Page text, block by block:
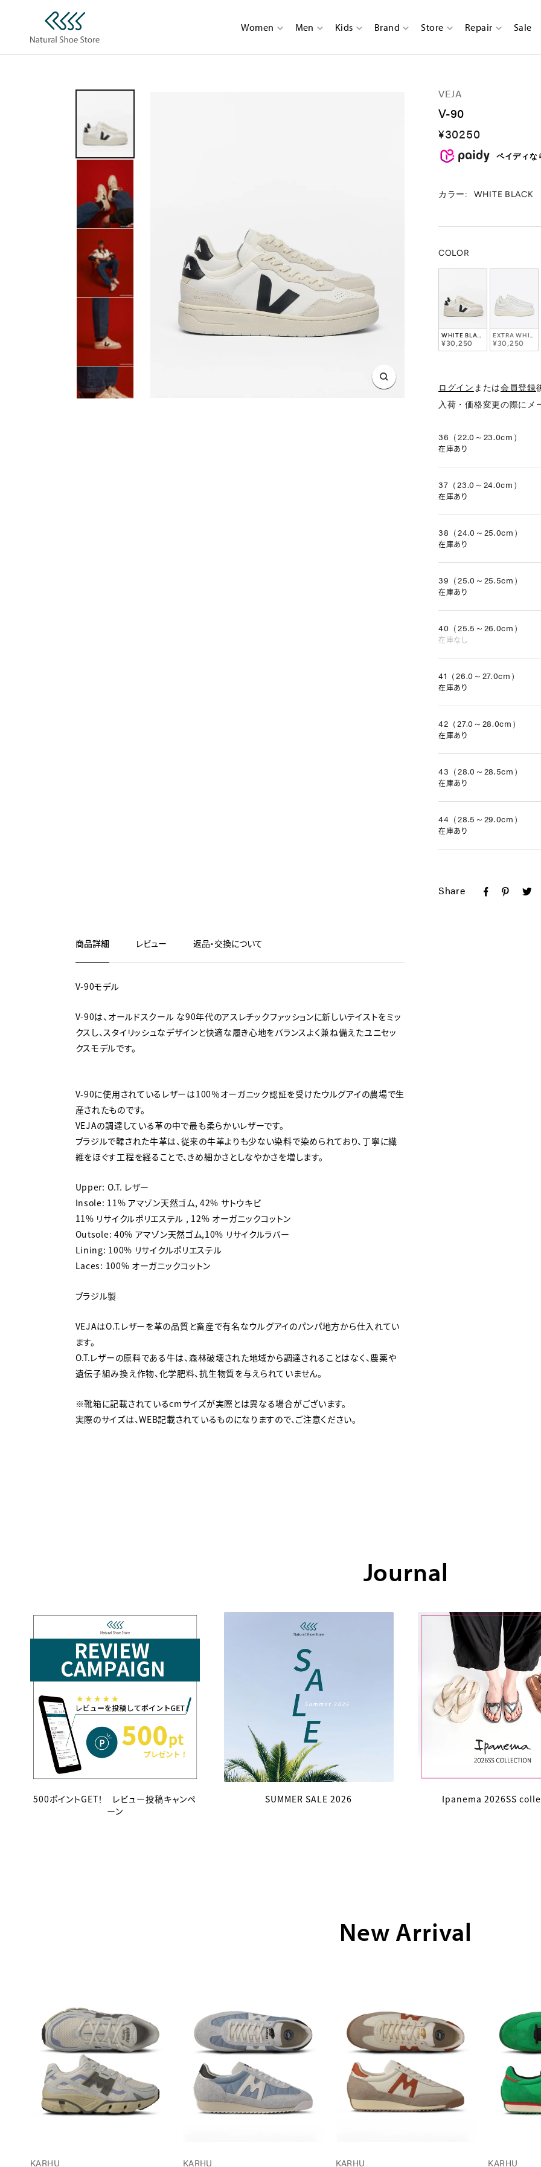
ン
Women Men Kids Brand Store Repair Sale
NSS
Online
ズ
VEJA
V-90
セ
ー
ル
¥30250
ペイディな
カラー: WHITE BLACK
COLOR
WHITE BLACK
¥30,250
EXTRA WHITE
¥30,250
ログイン または会員登録
入荷・価格変更の際にメ
36（22.0～23.0cm）
在庫あり
37（23.0～24.0cm）
在庫あり
38（24.0～25.0cm）
在庫あり
39（25.0～25.5cm）
在庫あり
40（25.5～26.0cm）
在庫なし
41（26.0～27.0cm）
在庫あり
42（27.0～28.0cm）
在庫あり
43（28.0～28.5cm）
在庫あり
44（28.5～29.0cm）
在庫あり
Share
商品詳細 レビュー 返品・交換について
V-90モデル
V-90は、オールドスクール な90年代のアスレチックファッションに新しいテイストをミッ
クスし、スタイリッシュなデザインと快適な履き心地をバランスよく兼ね備えたユニセッ
クスモデルです。
V-90に使用されているレザーは100％オーガニック認証を受けたウルグアイの農場で生
産されたものです。
VEJAの調達している革の中で最も柔らかいレザーです。
ブラジルで鞣された牛革は、従来の牛革よりも少ない染料で染められており、丁寧に繊
維をほぐす工程を経ることで、きめ細かさとしなやかさを増します。
Upper: O.T. レザー
Insole: 11% アマゾン天然ゴム, 42% サトウキビ
11% リサイクルポリエステル , 12% オーガニックコットン
Outsole: 40% アマゾン天然ゴム,10% リサイクルラバー
Lining: 100% リサイクルポリエステル
Laces: 100% オーガニックコットン
ブラジル製
VEJAはO.T.レザーを革の品質と畜産で有名なウルグアイのパンパ地方から仕入れてい
ます。
O.T.レザーの原料である牛は、森林破壊された地域から調達されることはなく、農薬や
遺伝子組み換え作物、化学肥料、抗生物質を与えられていません。
※靴箱に記載されているcmサイズが実際とは異なる場合がございます。
実際のサイズは、WEB記載されているものになりますので、ご注意ください。
Journal
500ポイントGET！ レビュー投稿キャンペ
ーン
SUMMER SALE 2026 Ipanema 2026SS
New Arrival
KARHU KARHU KARHU KARHU